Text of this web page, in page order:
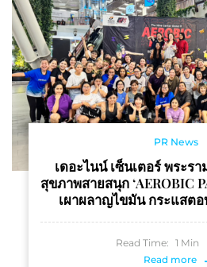
PR News
เดอะไนน์ เซ็นเตอร์ พระร
สุขภาพสายสนุก ‘AEROBIC
เผาผลาญไขมัน กระแสต
Read Time: 1 Min
Read more